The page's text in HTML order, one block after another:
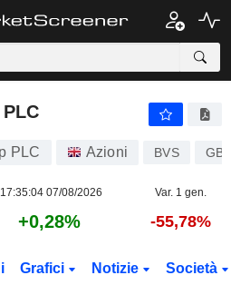
PLC
PLC Azioni BVS
17:35:04 07/08/2026 Var. 1 gen.
+0,28% -55,78%
Grafici Notizie Società